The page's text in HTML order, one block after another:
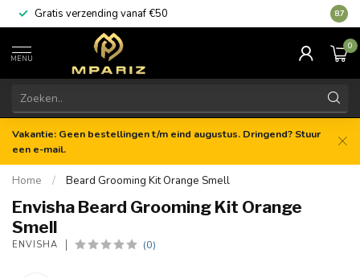
Gratis verzending vanaf €50 8.7
MENU
0
Vakantie: Geen bestellingen t/m eind augustus. Dringend? Stuur
een e-mail.
Home / Beard Grooming Kit Orange Smell
Envisha Beard Grooming Kit Orange
Smell
ENVISHA (0)